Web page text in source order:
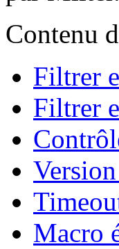
Contenu
Filtrer
Filtrer
Macro